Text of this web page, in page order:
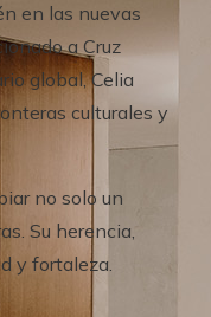
en las nuevas
a Cruz
global, Celia
culturales y
no solo un
Su herencia,
y fortaleza.